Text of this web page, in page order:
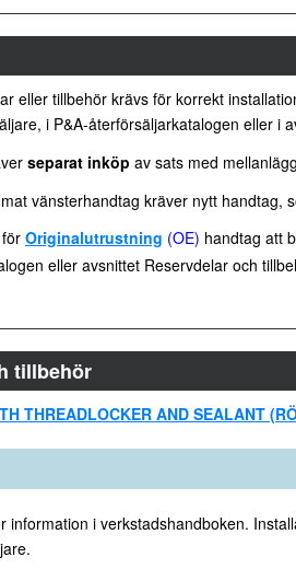
eller tillbehör krävs för korrekt
i P&A-återförsäljarkatalogen eller i
separat inköp av sats med
vänsterhandtag kräver nytt handtag,
Originalutrustning (OE) handtag att
eller avsnittet Reservdelar och
tillbehör
THREADLOCKER AND SEALANT
information i verkstadshandboken.